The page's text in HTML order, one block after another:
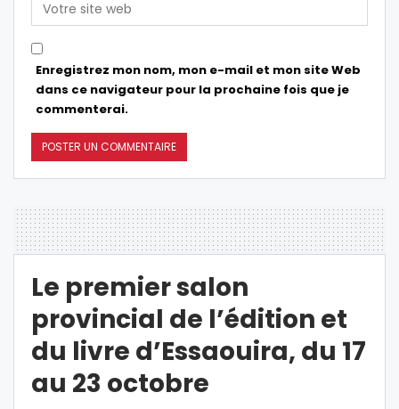
Enregistrez mon nom, mon e-mail et mon site Web
dans ce navigateur pour la prochaine fois que je
commenterai.
Le premier salon
provincial de l’édition et
du livre d’Essaouira, du 17
au 23 octobre